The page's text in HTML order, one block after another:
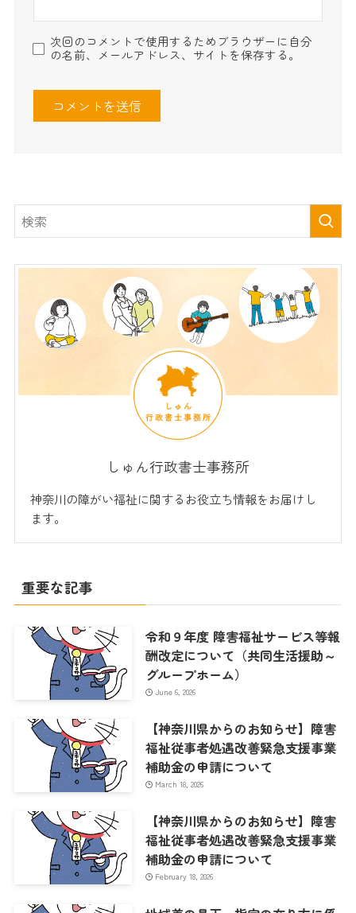
次回のコメントで使用するためブラウザーに自分
の名前、メールアドレス、サイトを保存する。
しゅん行政書士事務所
神奈川の障がい福祉に関するお役立ち情報をお届けし
ます。
重要な記事
令和９年度 障害福祉サービス等報
酬改定について（共同生活援助～
グループホーム）
June 6, 2026
【神奈川県からのお知らせ】障害
福祉従事者処遇改善緊急支援事業
補助金の申請について
March 18, 2026
【神奈川県からのお知らせ】障害
福祉従事者処遇改善緊急支援事業
補助金の申請について
February 18, 2026